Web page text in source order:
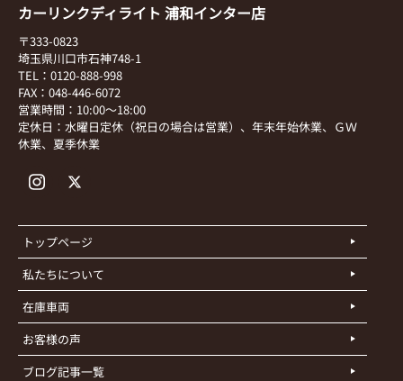
カーリンクディライト 浦和インター店
〒333-0823
埼玉県川口市石神748-1
TEL：0120-888-998
FAX：048-446-6072
営業時間：10:00～18:00
定休日：水曜日定休（祝日の場合は営業）、年末年始休業、ＧＷ
休業、夏季休業
トップページ
私たちについて
在庫車両
お客様の声
ブログ記事一覧